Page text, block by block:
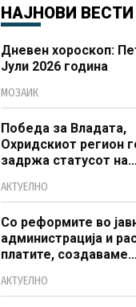
НАЈНОВИ ВЕСТИ
Дневен хороскоп:
Јули 2026 година
МОЗАИК
Победа за Владата,
Охридскиот регион
задржа статусот на
наследство
АКТУЕЛНО
Со реформите во
администрација и
платите, создаваме
модерен јавен сектор
АКТУЕЛНО